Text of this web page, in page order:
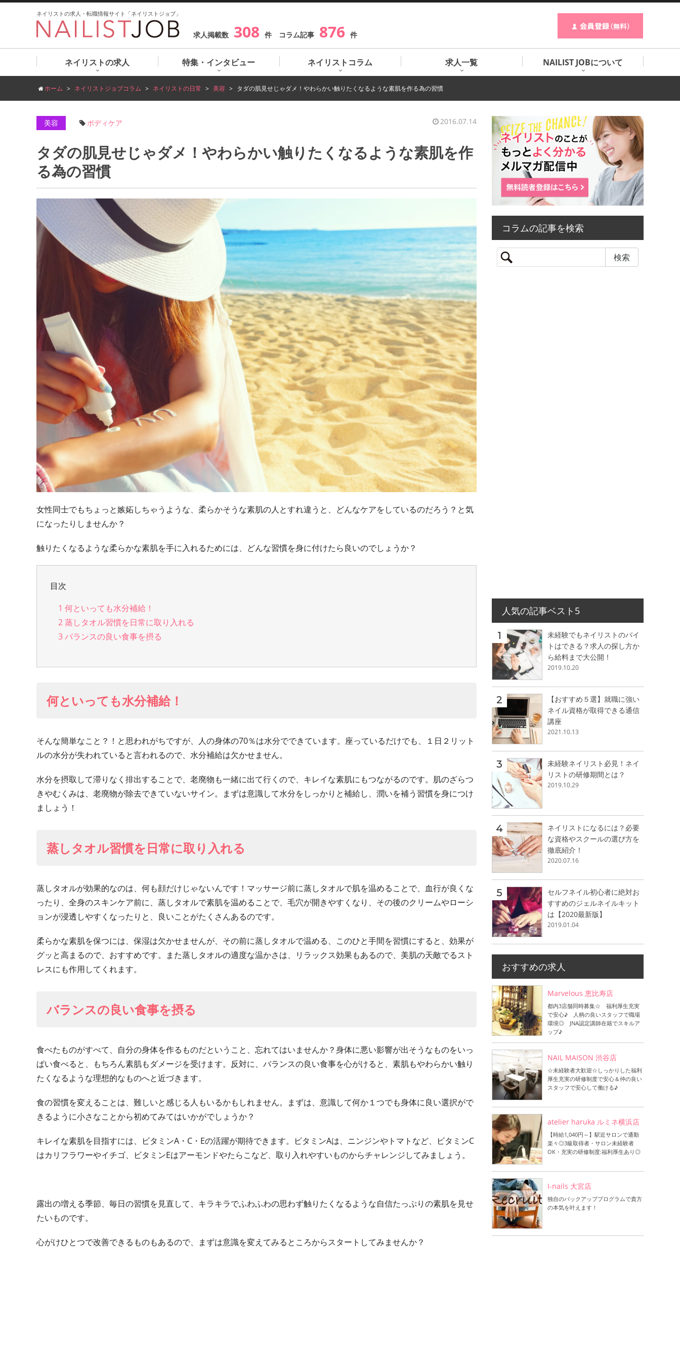
ネイリストの求人・転職情報サイト「ネイリストジョブ」
求人掲載数 308 件 コラム記事 876 件
ネイリストの求人 特集・インタビュー ネイリストコラム 求人一覧 NAILIST JOBについて
ホーム ネイリストジョブコラム ネイリストの日常 美容 タダの肌見せじゃダメ！やわらかい触りたくなるような素肌を作る為の習慣
美容 ボディケア 2016.07.14
タダの肌見せじゃダメ！やわらかい触りたくなるような素肌を作
る為の習慣
女性同士でもちょっと嫉妬しちゃうような、柔らかそうな素肌の人とすれ違うと、どんなケアをしているのだろう？と気
になったりしませんか？
触りたくなるような柔らかな素肌を手に入れるためには、どんな習慣を身に付けたら良いのでしょうか？
目次
1 何といっても水分補給！
2蒸しタオル習慣を日常に取り入れる
3バランスの良い食事を摂る
何といっても水分補給！
そんな簡単なこと？！と思われがちですが、人の身体の70％は水分でできています。座っているだけでも、１日２リット
ルの水分が失われていると言われるので、水分補給は欠かせません。
水分を摂取して滞りなく排出することで、老廃物も一緒に出て行くので、キレイな素肌にもつながるのです。肌のざらつ
きやむくみは、老廃物が除去できていないサイン。まずは意識して水分をしっかりと補給し、潤いを補う習慣を身につけ
ましょう！
蒸しタオル習慣を日常に取り入れる
蒸しタオルが効果的なのは、何も顔だけじゃないんです！マッサージ前に蒸しタオルで肌を温めることで、血行が良くな
ったり、全身のスキンケア前に、蒸しタオルで素肌を温めることで、毛穴が開きやすくなり、その後のクリームやローシ
ョンが浸透しやすくなったりと、良いことがたくさんあるのです。
柔らかな素肌を保つには、保湿は欠かせませんが、その前に蒸しタオルで温める、このひと手間を習慣にすると、効果が
グッと高まるので、おすすめです。また蒸しタオルの適度な温かさは、リラックス効果もあるので、美肌の天敵でるスト
レスにも作用してくれます。
バランスの良い食事を摂る
食べたものがすべて、自分の身体を作るものだということ、忘れてはいませんか？身体に悪い影響が出そうなものをいっ
ぱい食べると、もちろん素肌もダメージを受けます。反対に、バランスの良い食事を心がけると、素肌もやわらかい触り
たくなるような理想的なものへと近づきます。
食の習慣を変えることは、難しいと感じる人もいるかもしれません。まずは、意識して何か１つでも身体に良い選択がで
きるように小さなことから初めてみてはいかがでしょうか？
キレイな素肌を目指すには、ビタミンA・C・Eの活躍が期待できます。ビタミンAは、ニンジンやトマトなど、ビタミンC
はカリフラワーやイチゴ、ビタミンEはアーモンドやたらこなど、取り入れやすいものからチャレンジしてみましょう。
露出の増える季節、毎日の習慣を見直して、キラキラでふわふわの思わず触りたくなるような自信たっぷりの素肌を見せ
たいものです。
心がけひとつで改善できるものもあるので、まずは意識を変えてみるところからスタートしてみませんか？
コラムの記事を検索
人気の記事ベスト5
未経験でもネイリストのバイ
トはできる？求人の探し方か
ら給料まで大公開！
2019.10.20
【おすすめ５選】就職に強い
ネイル資格が取得できる通信
講座
2021.10.13
未経験ネイリスト必見！ネイ
リストの研修期間とは？
2019.10.29
ネイリストになるには？必要
な資格やスクールの選び方を
徹底紹介！
2020.07.16
セルフネイル初心者に絶対お
すすめのジェルネイルキット
は【2020最新版】
2019.01.04
おすすめの求人
Marvelous 恵比寿店
都内3店舗同時募集☆ 福利厚生充実
で安心♪ 人柄の良いスタッフで職場
環境◎ JNA認定講師在籍でスキルア
ップ♪
NAIL MAISON 渋谷店
☆未経験者大歓迎☆しっかりした福利
厚生充実の研修制度で安心＆仲の良い
スタッフで安心して働ける♪
atelier haruka ルミネ横浜店
【時給1,040円～】駅近サロンで通勤
楽々◎3級取得者・サロン未経験者
OK・充実の研修制度:福利厚生あり◎
I-nails 大宮店
独自のバックアッププログラムで貴方
の本気を叶えます！